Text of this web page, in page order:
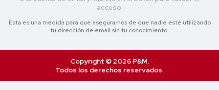
acceso.
Esta es una medida para que asegurarnos de que nadie esté utilizando
tu dirección de email sin tu conocimiento.
Copyright © 2026 P&M.
Todos los derechos reservados.